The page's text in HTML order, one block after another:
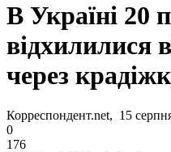
В Україні 20
відхилилися
через
Корреспондент.net, 15
0
176